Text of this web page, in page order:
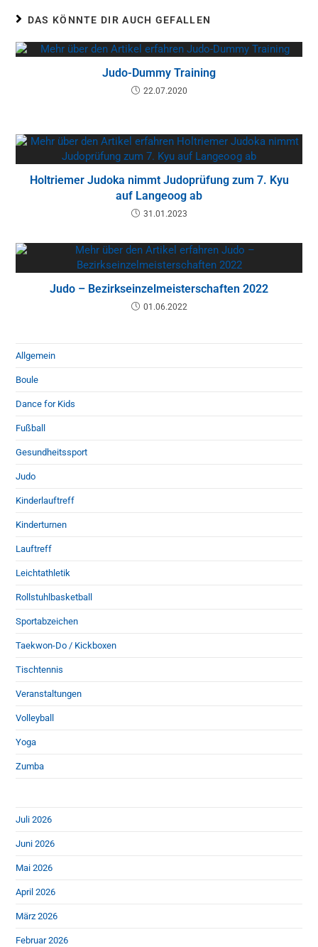
DAS KÖNNTE DIR AUCH GEFALLEN
Judo-Dummy Training
22.07.2020
Holtriemer Judoka nimmt Judoprüfung zum 7. Kyu
auf Langeoog ab
31.01.2023
Judo – Bezirkseinzelmeisterschaften 2022
01.06.2022
Allgemein
Boule
Dance for Kids
Fußball
Gesundheitssport
Judo
Kinderlauftreff
Kinderturnen
Lauftreff
Leichtathletik
Rollstuhlbasketball
Sportabzeichen
Taekwon-Do / Kickboxen
Tischtennis
Veranstaltungen
Volleyball
Yoga
Zumba
Juli 2026
Juni 2026
Mai 2026
April 2026
März 2026
Februar 2026